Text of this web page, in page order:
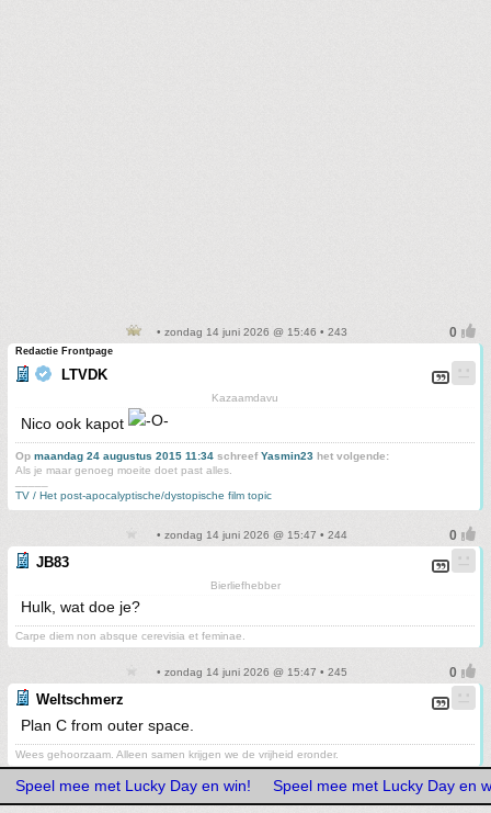
• zondag 14 juni 2026 @ 15:46 • 243
Redactie Frontpage
LTVDK
Kazaamdavu
Nico ook kapot
Op maandag 24 augustus 2015 11:34 schreefYasmin23 het volgende:
Als je maar genoeg moeite doet past alles.
TV / Het post-apocalyptische/dystopische film topic
• zondag 14 juni 2026 @ 15:47 • 244
JB83
Bierliefhebber
Hulk, wat doe je?
Carpe diem non absque cerevisia et feminae.
• zondag 14 juni 2026 @ 15:47 • 245
Weltschmerz
Plan C from outer space.
Wees gehoorzaam. Alleen samen krijgen we de vrijheid eronder.
Speel mee met Lucky Day en win! Speel mee met Lucky Day en